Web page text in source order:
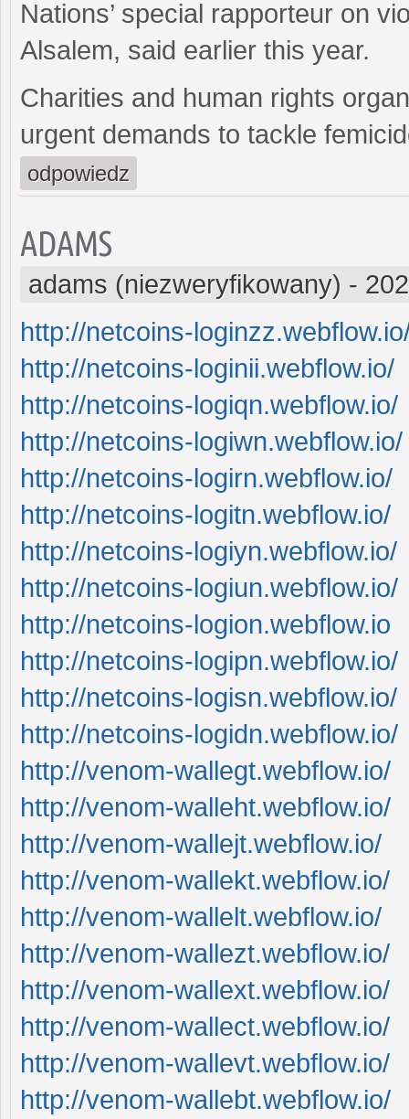
Nations’ special rapporteur on
Alsalem, said earlier this year.
Charities and human rights
urgent demands to tackle
odpowiedz
ADAMS
adams (niezweryfikowany) -
http://netcoins-
http://netcoins-loginii.webflow.io/
http://netcoins-logiqn.webflow.io/
http://netcoins-logiwn.webflow.io/
http://netcoins-logirn.webflow.io/
http://netcoins-logitn.webflow.io/
http://netcoins-logiyn.webflow.io/
http://netcoins-logiun.webflow.io/
http://netcoins-logion.webflow.io
http://netcoins-logipn.webflow.io/
http://netcoins-logisn.webflow.io/
http://netcoins-logidn.webflow.io/
http://venom-wallegt.webflow.io/
http://venom-walleht.webflow.io/
http://venom-wallejt.webflow.io/
http://venom-wallekt.webflow.io/
http://venom-wallelt.webflow.io/
http://venom-wallezt.webflow.io/
http://venom-wallext.webflow.io/
http://venom-wallect.webflow.io/
http://venom-wallevt.webflow.io/
http://venom-wallebt.webflow.io/